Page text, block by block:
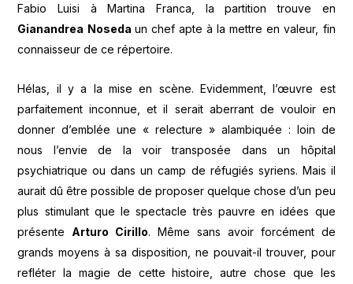
Fabio Luisi à Martina Franca, la partition trouve en
Gianandrea Noseda un chef apte à la mettre en valeur, fin
connaisseur de ce répertoire.
Hélas, il y a la mise en scène. Evidemment, l’œuvre est
parfaitement inconnue, et il serait aberrant de vouloir en
donner d’emblée une « relecture » alambiquée : loin de
nous l’envie de la voir transposée dans un hôpital
psychiatrique ou dans un camp de réfugiés syriens. Mais il
aurait dû être possible de proposer quelque chose d’un peu
plus stimulant que le spectacle très pauvre en idées que
présente Arturo Cirillo. Même sans avoir forcément de
grands moyens à sa disposition, ne pouvait-il trouver, pour
refléter la magie de cette histoire, autre chose que les